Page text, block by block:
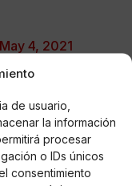
de usuario,
la información
procesar
o IDs únicos
consentimiento
May 4, 2021
de la
una de esas
no eran una
de Ángel